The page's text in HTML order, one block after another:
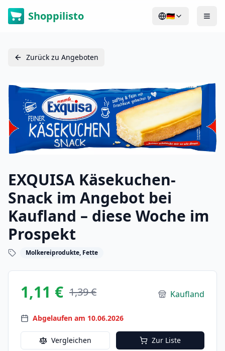
Shoppilisto 🇩🇪
Zurück zu Angeboten
EXQUISA Käsekuchen-
Snack im Angebot bei
Kaufland – diese Woche im
Prospekt
Molkereiprodukte, Fette
1,11 € 1,39 € Kaufland
Abgelaufen am 10.06.2026
Vergleichen Zur Liste